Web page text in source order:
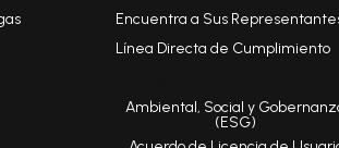
Encuentra a Sus
Línea Directa de Cumplimiento
Ambiental, Social y
(ESG)